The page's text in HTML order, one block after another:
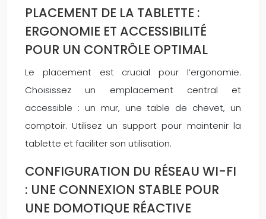
PLACEMENT DE LA TABLETTE :
ERGONOMIE ET ACCESSIBILITÉ
POUR UN CONTRÔLE OPTIMAL
Le placement est crucial pour l’ergonomie.
Choisissez un emplacement central et
accessible : un mur, une table de chevet, un
comptoir. Utilisez un support pour maintenir la
tablette et faciliter son utilisation.
CONFIGURATION DU RÉSEAU WI-FI
: UNE CONNEXION STABLE POUR
UNE DOMOTIQUE RÉACTIVE